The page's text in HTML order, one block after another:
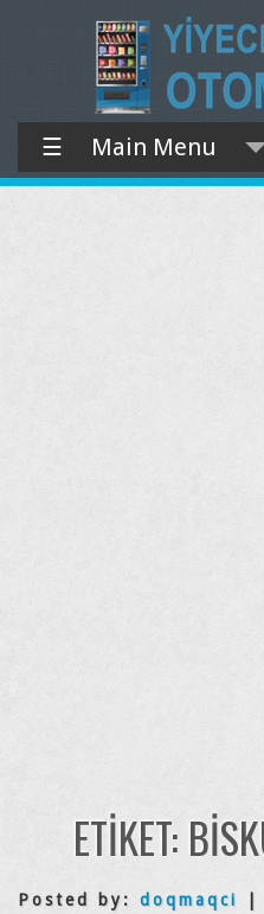
☰ Main Menu
ETIKET:
Posted by: doqmaqci |